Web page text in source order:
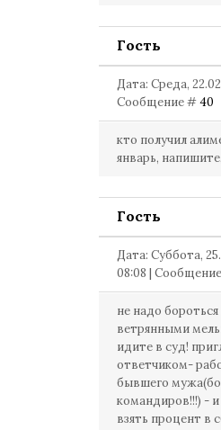
Гость
Дата: Среда,
Сообщение #40
кто получил
январь,
Гость
Дата: Суббота,
08:08 |
не надо бороться
ветрянными
идите в суд!
ответчиком-
бывшего
командиров!!!) - и
взять процент в